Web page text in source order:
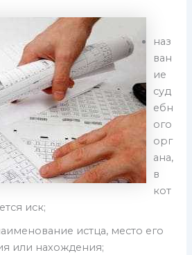
наз
ван
ие
суд
ебн
ого
орг
ана,
в
кот
иск;
истца, место его
или нахождения;